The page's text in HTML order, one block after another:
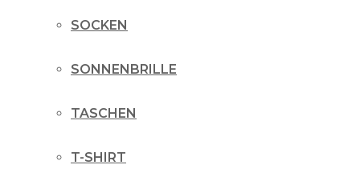
SOCKEN
SONNENBRILLE
TASCHEN
T-SHIRT